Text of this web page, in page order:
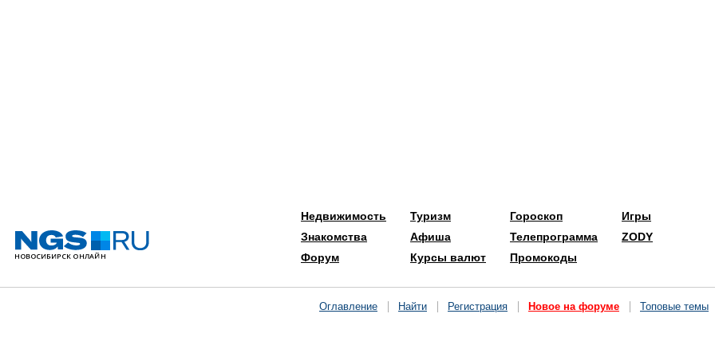
Недвижимость
Знакомства
Форум
Туризм
Афиша
Курсы валют
Гороскоп
Телепрограмма
Промокоды
Игры
ZODY
Оглавление Найти Регистрация Новое на форуме Топовые темы